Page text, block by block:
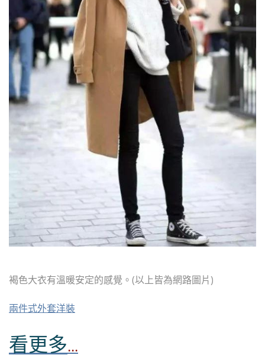
褐色大衣有溫暖安定的感覺。(以上皆為網路圖片)
兩件式外套洋裝
看更多...